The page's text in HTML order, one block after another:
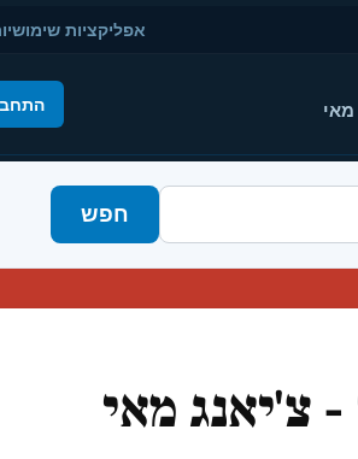
אפליקציות
מאי
חפש
צ'יאנג מאי